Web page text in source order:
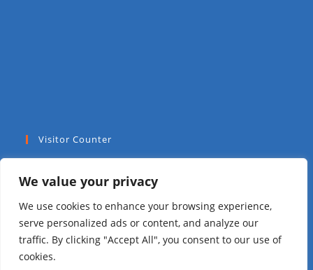
We value your privacy
We use cookies to enhance your browsing experience,
serve personalized ads or content, and analyze our
traffic. By clicking "Accept All", you consent to our use of
cookies.
Visitor Counter
This Week: 1048